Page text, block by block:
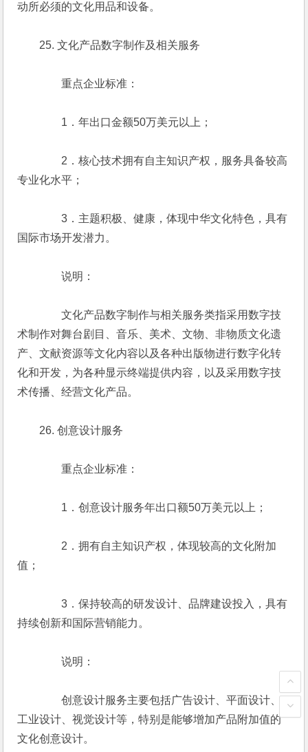
动所必须的文化用品和设备。
25. 文化产品数字制作及相关服务
重点企业标准：
1．年出口金额50万美元以上；
2．核心技术拥有自主知识产权，服务具备较高
专业化水平；
3．主题积极、健康，体现中华文化特色，具有
国际市场开发潜力。
说明：
文化产品数字制作与相关服务类指采用数字技
术制作对舞台剧目、音乐、美术、文物、非物质文化遗
产、文献资源等文化内容以及各种出版物进行数字化转
化和开发，为各种显示终端提供内容，以及采用数字技
术传播、经营文化产品。
26. 创意设计服务
重点企业标准：
1．创意设计服务年出口额50万美元以上；
2．拥有自主知识产权，体现较高的文化附加
值；
3．保持较高的研发设计、品牌建设投入，具有
持续创新和国际营销能力。
说明：
创意设计服务主要包括广告设计、平面设计、
工业设计、视觉设计等，特别是能够增加产品附加值的
文化创意设计。